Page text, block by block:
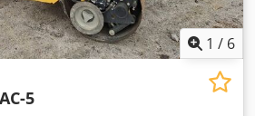
1 / 6
5